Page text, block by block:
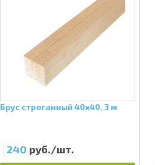
Брус строганный 40х40, 3 м
240 руб./шт.